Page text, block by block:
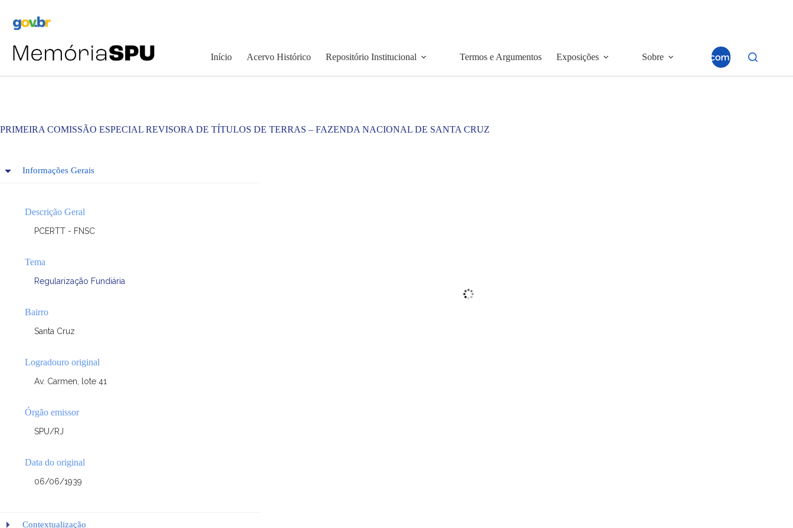
Início Acervo Histórico Repositório Institucional Termos e Argumentos Exposições Sobre
PRIMEIRA COMISSÃO ESPECIAL REVISORA DE TÍTULOS DE TERRAS – FAZENDA NACIONAL DE SANTA CRUZ
Informações Gerais
Descrição Geral
PCERTT - FNSC
Tema
Regularização Fundiária
Bairro
Santa Cruz
Logradouro original
Av. Carmen, lote 41
Órgão emissor
SPU/RJ
Data do original
06/06/1939
Contextualização